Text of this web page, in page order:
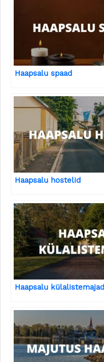
Haapsalu spaad
Haapsalu hostelid
Haapsalu külalistemajad